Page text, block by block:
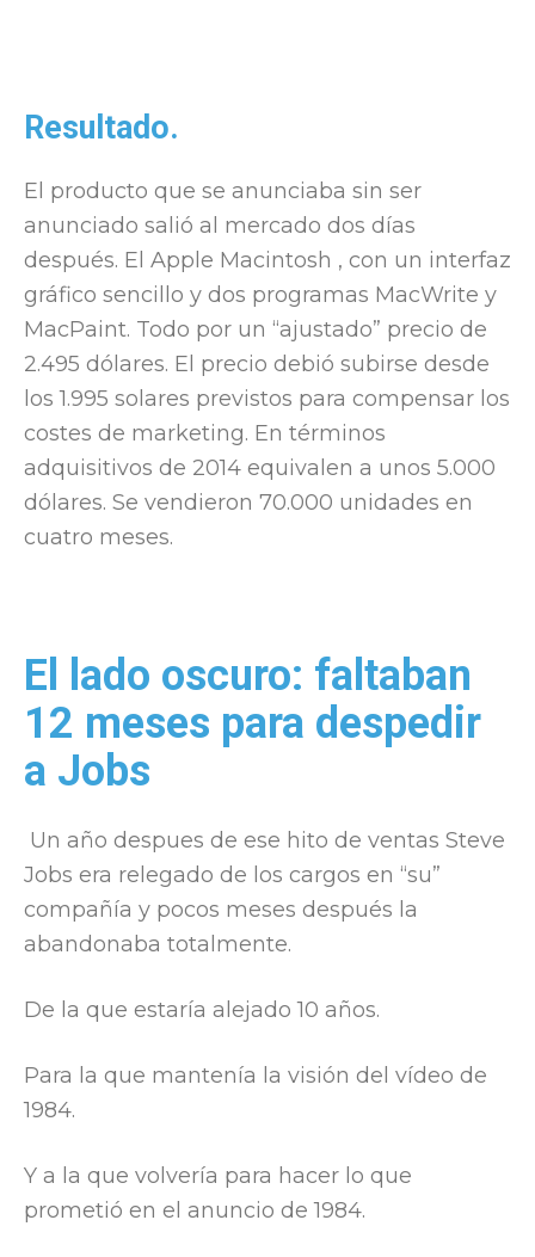
Resultado.
El producto que se anunciaba sin ser
anunciado salió al mercado dos días
después. El Apple Macintosh , con un interfaz
gráfico sencillo y dos programas MacWrite y
MacPaint. Todo por un “ajustado” precio de
2.495 dólares. El precio debió subirse desde
los 1.995 solares previstos para compensar los
costes de marketing. En términos
adquisitivos de 2014 equivalen a unos 5.000
dólares. Se vendieron 70.000 unidades en
cuatro meses.
El lado oscuro: faltaban
12 meses para despedir
a Jobs
Un año despues de ese hito de ventas Steve
Jobs era relegado de los cargos en “su”
compañía y pocos meses después la
abandonaba totalmente.
De la que estaría alejado 10 años.
Para la que mantenía la visión del vídeo de
1984.
Y a la que volvería para hacer lo que
prometió en el anuncio de 1984.